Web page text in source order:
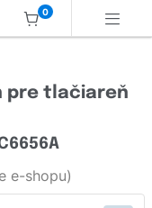
0
pre tlačiareň
e-shopu)